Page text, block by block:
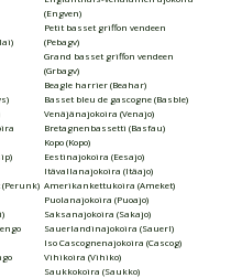
(Engven)
Petit basset griffon vendeen
(Pebagv)
Grand basset griffon vendeen
(Grbagv)
Beagle harrier (Beahar)
Basset bleu de gascogne (Basble)
Venäjänajokoira (Venajo)
Bretagnenbassetti (Basfau)
Kopo (Kopo)
Eestinajokoira (Eesajo)
Itävallanajokoira (Itäajo)
Amerikankettukoira (Ameket)
Puolanajokoira (Puoajo)
Saksanajokoira (Sakajo)
Sauerlandinajokoira (Sauerl)
Iso Cascognenajokoira (Cascog)
Vihikoira (Vihiko)
Saukkokoira (Saukko)